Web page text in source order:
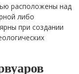
расположены над
либо
при создании